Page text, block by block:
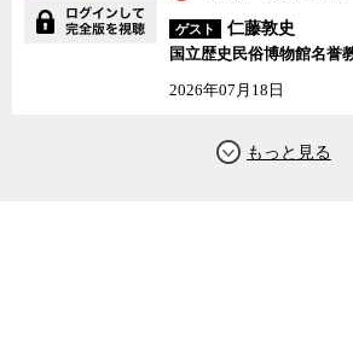
ゲスト
仁藤敦史
国立歴史民俗博物館名誉
2026年07月18日